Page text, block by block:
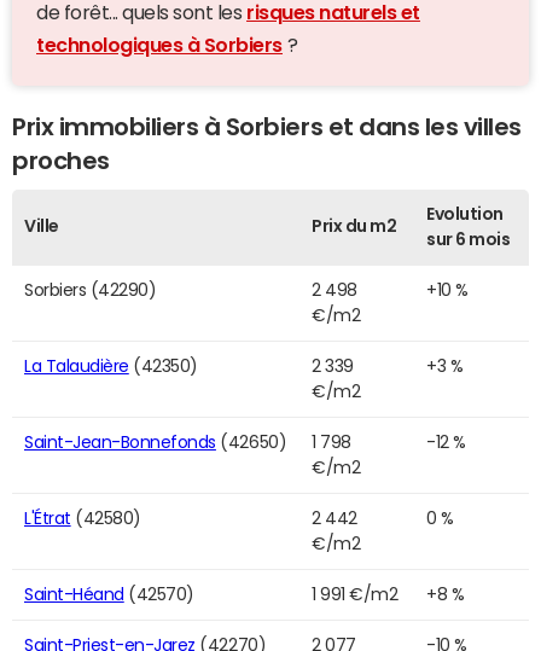
de forêt... quels sont les risques naturels et
technologiques à Sorbiers ?
Prix immobiliers à Sorbiers et dans les villes
proches
Ville Prix du m2
Evolution
sur 6 mois
Sorbiers (42290)
2 498
€/m2
+10 %
La Talaudière (42350)
2 339
€/m2
+3 %
Saint-Jean-Bonnefonds (42650)
1 798
€/m2
-12 %
L'Étrat (42580)
2 442
€/m2
0 %
Saint-Héand (42570) 1 991 €/m2 +8 %
Saint-Priest-en-Jarez (42270) 2 077 -10 %